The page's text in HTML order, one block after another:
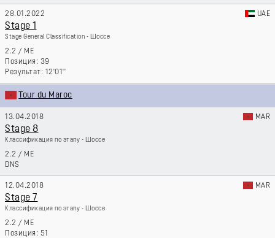
28.01.2022 UAE
Stage 1
Stage General Classification - Шоссе
2.2 / ME
39
12'01''
Tour du Maroc
13.04.2018 MAR
Stage 8
Классификация по этапу - Шоссе
2.2 / ME
DNS
12.04.2018 MAR
Stage 7
Классификация по этапу - Шоссе
2.2 / ME
51